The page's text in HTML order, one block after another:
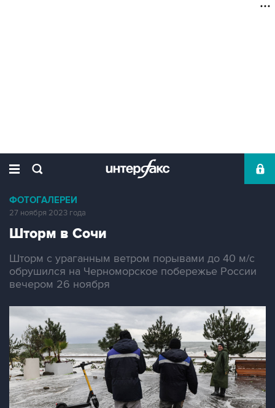
ФОТОГАЛЕРЕИ
27 ноября 2023 года
Шторм в Сочи
Шторм с ураганным ветром порывами до 40 м/с
обрушился на Черноморское побережье России
вечером 26 ноября